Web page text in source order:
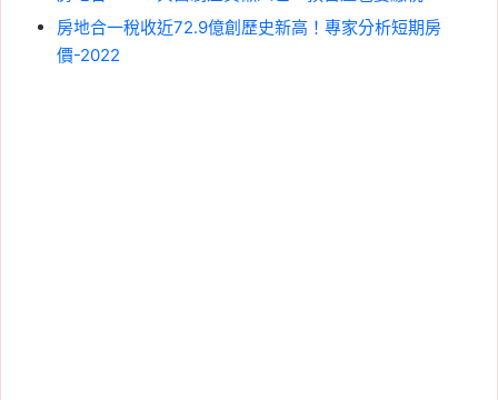
房地合一稅收近72.9億創歷史新高！專家分析短期房
價-2022